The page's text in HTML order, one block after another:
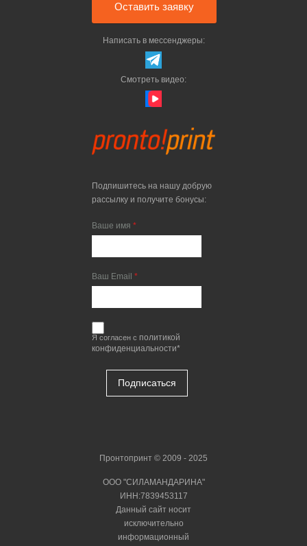
Оставить заявку
Написать в мессенджеры:
Смотреть видео:
Подпишитесь на нашу добрую
рассылку и получите бонусы:
Ваше имя
Ваш Email
Я согласен с политикой
конфиденциальности*
Подписаться
Пронтопринт © 2009 - 2025
ООО "СИЛАМАНДАРИНА"
ИНН:7839453117
Данный сайт носит
исключительно
информационный